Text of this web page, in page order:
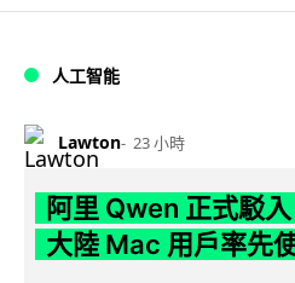
人工智能
Lawton 23 小時
阿里 Qwen 正式駁
大陸 Mac 用戶率先